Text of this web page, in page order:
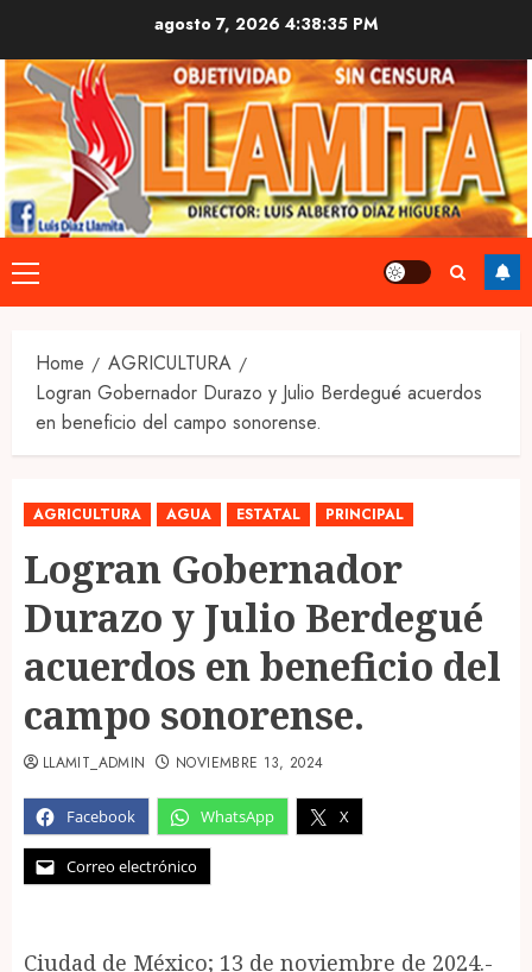
content
agosto 7, 2026 4:38:36 PM
Primary
Menu
Home
AGRICULTURA
Logran Gobernador Durazo y Julio Berdegué acuerdos
en beneficio del campo sonorense.
AGRICULTURA AGUA ESTATAL PRINCIPAL
Logran Gobernador
Durazo y Julio Berdegué
acuerdos en beneficio del
campo sonorense.
Facebook WhatsApp X
Correo electrónico
LLAMIT_ADMIN NOVIEMBRE 13, 2024
Ciudad de México; 13 de noviembre de 2024.-